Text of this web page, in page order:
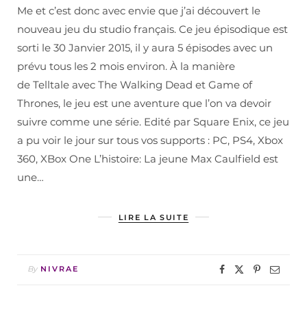
Me et c’est donc avec envie que j’ai découvert le
nouveau jeu du studio français. Ce jeu épisodique est
sorti le 30 Janvier 2015, il y aura 5 épisodes avec un
prévu tous les 2 mois environ. À la manière
de Telltale avec The Walking Dead et Game of
Thrones, le jeu est une aventure que l’on va devoir
suivre comme une série. Edité par Square Enix, ce jeu
a pu voir le jour sur tous vos supports : PC, PS4, Xbox
360, XBox One L’histoire: La jeune Max Caulfield est
une…
LIRE LA SUITE
By NIVRAE